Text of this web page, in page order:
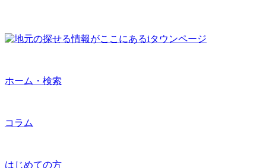
ホーム・検索
コラム
はじめての方